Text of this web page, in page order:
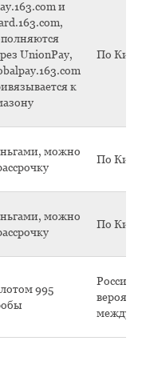
и
UnionPay,
к
По
можно
По
можно
По
995
Россия,